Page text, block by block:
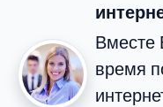
Вместе
время